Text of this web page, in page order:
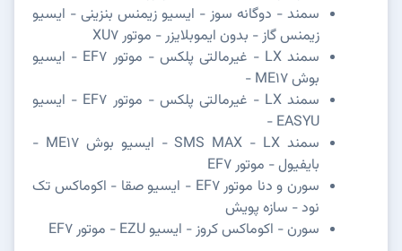
سمند - دوگانه سوز - ایسیو زیمنس بنزینی - ایسیو
زیمنس گاز - بدون ایموبلایزر - موتور XU7
سمند LX - غیرمالتی پلکس - موتور EF7 - ایسیو
بوش ME17 -
سمند LX - غیرمالتی پلکس - موتور EF7 - ایسیو
EASYU -
سمند SMS MAX - LX - ایسیو بوش ME17 -
بایفیول - موتور EF7
سورن و دنا موتور EF7 - ایسیو صقا - اکوماکس تک
نود - سازه پویش
سورن - اکوماکس کروز - ایسیو EZU - موتور EF7